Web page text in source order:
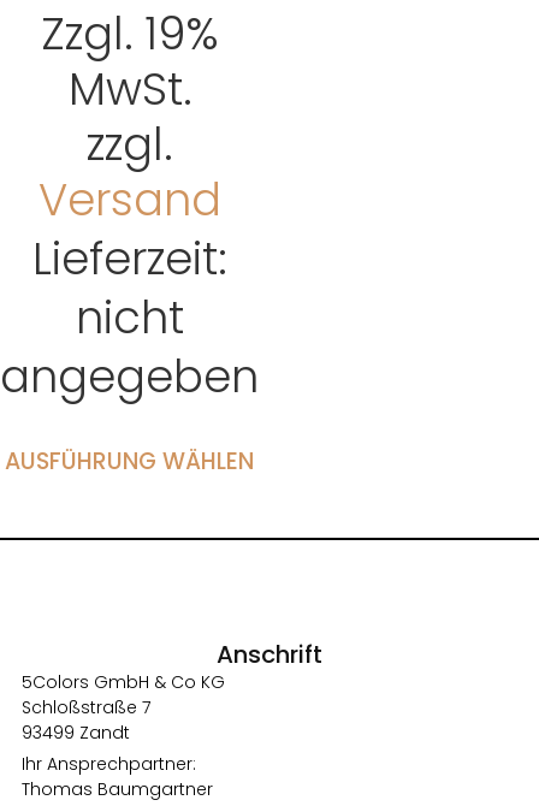
Zzgl. 19%
MwSt.
zzgl.
Versand
Lieferzeit:
nicht
angegeben
AUSFÜHRUNG WÄHLEN
Anschrift
5Colors GmbH & Co KG
Schloßstraße 7
93499 Zandt
Ihr Ansprechpartner:
Thomas Baumgartner